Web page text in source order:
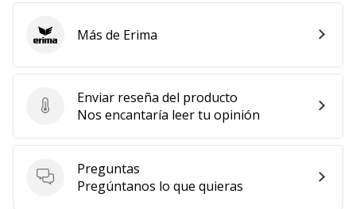
Enviar reseña del producto
Enviar reseña del producto
Nos encantaría leer tu opinión
Preguntas
Preguntas
Pregúntanos lo que quieras
ErimaMás de Erima